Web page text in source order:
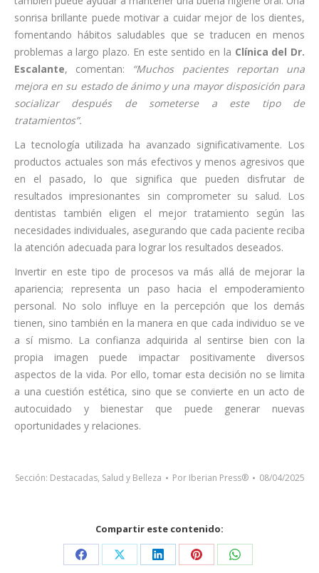
sonrisa brillante puede motivar a cuidar mejor de los dientes,
fomentando hábitos saludables que se traducen en menos
problemas a largo plazo. En este sentido en la Clínica del Dr.
Escalante, comentan: “Muchos pacientes reportan una
mejora en su estado de ánimo y una mayor disposición para
socializar después de someterse a este tipo de
tratamientos”.
La tecnología utilizada ha avanzado significativamente. Los
productos actuales son más efectivos y menos agresivos que
en el pasado, lo que significa que pueden disfrutar de
resultados impresionantes sin comprometer su salud. Los
dentistas también eligen el mejor tratamiento según las
necesidades individuales, asegurando que cada paciente reciba
la atención adecuada para lograr los resultados deseados.
Invertir en este tipo de procesos va más allá de mejorar la
apariencia; representa un paso hacia el empoderamiento
personal. No solo influye en la percepción que los demás
tienen, sino también en la manera en que cada individuo se ve
a sí mismo. La confianza adquirida al sentirse bien con la
propia imagen puede impactar positivamente diversos
aspectos de la vida. Por ello, tomar esta decisión no se limita
a una cuestión estética, sino que se convierte en un acto de
autocuidado y bienestar que puede generar nuevas
oportunidades y relaciones.
Sección: Destacadas, Salud y Belleza Por Iberian Press® 08/04/2025
Compartir este contenido:
Share Share Share Share Share